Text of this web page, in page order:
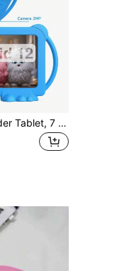
Coopers Q8K Kinder Tablet, 7 Zoll Tablet für Kinder, Android 12/SC7731E 4-Kern 1,3GHz/2GB RAM 32GB ROM/2,4G WLAN/BT/1024x600 IPS Display/GMS/Elternkontrolle/3000mAh/2MP+2MP Kamera/Mit stoßfester Hülle, Bildung, Spiele (ohne Netzteil)